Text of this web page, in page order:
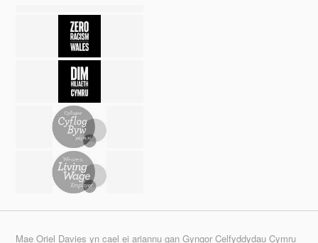
Mae Oriel Davies yn cael ei ariannu gan Gyngor Celfyddydau Cymru